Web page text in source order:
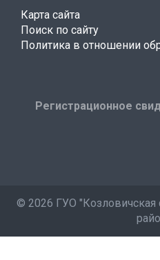
Карта сайта
Поиск по сайту
Политика в отношении
Регистрационное
© 2026 ГУО